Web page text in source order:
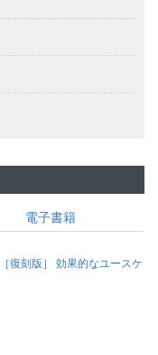
電子書籍
復刻版］ 効果的なユースケ